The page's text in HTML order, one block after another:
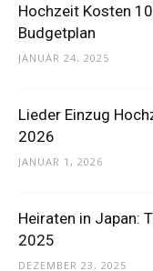
Hochzeit Kosten
Budgetplan
JANUAR 24, 2025
Lieder Einzug
2026
JANUAR 1, 2026
Heiraten in Japan:
2025
DEZEMBER 23, 2025